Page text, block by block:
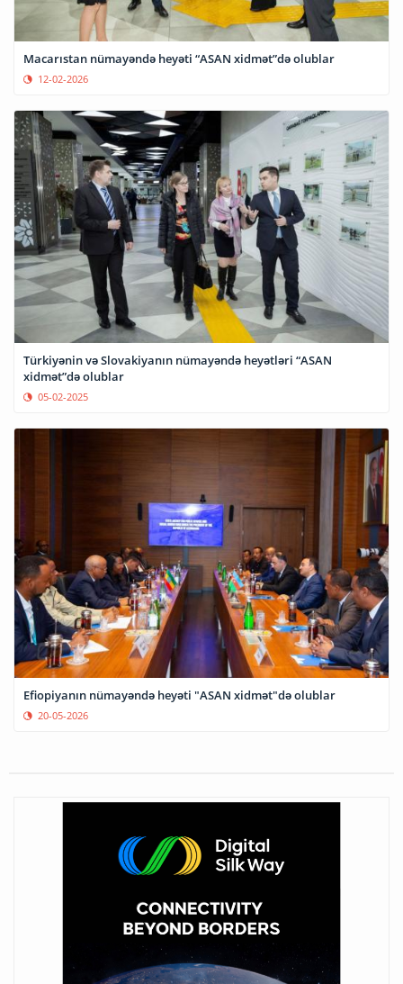
Macarıstan nümayəndə heyəti “ASAN xidmət”də olublar
12-02-2026
Türkiyənin və Slovakiyanın nümayəndə heyətləri “ASAN
xidmət”də olublar
05-02-2025
Efiopiyanın nümayəndə heyəti "ASAN xidmət"də olublar
20-05-2026